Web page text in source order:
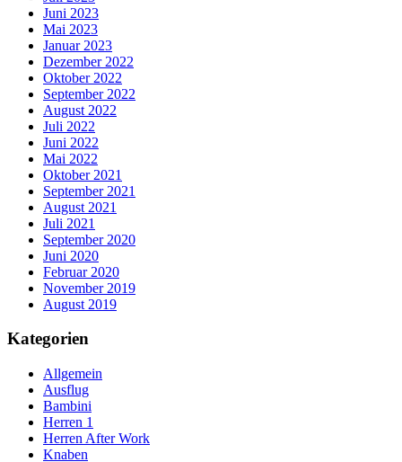
Juni 2023
Mai 2023
Januar 2023
Dezember 2022
Oktober 2022
September 2022
August 2022
Juli 2022
Juni 2022
Mai 2022
Oktober 2021
September 2021
August 2021
Juli 2021
September 2020
Juni 2020
Februar 2020
November 2019
August 2019
Kategorien
Allgemein
Ausflug
Bambini
Herren 1
Herren After Work
Knaben